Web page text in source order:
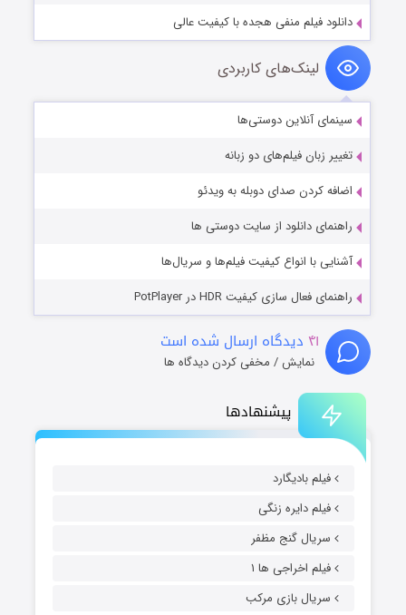
پیشنهادها
فیلم بادیگارد
فیلم دایره زنگی
سریال گنج مظفر
فیلم اخراجی ها ۱
سریال بازی مرکب
دانلود فیلم منفی هجده با کیفیت عالی
لینک‌های کاربردی
سینمای آنلاین دوستی‌ها
تغییر زبان فیلم‌های دو زبانه
اضافه کردن صدای دوبله به ویدئو
راهنمای دانلود از سایت دوستی ها
آشنایی با انواع کیفیت فیلم‌ها و سریال‌ها
راهنمای فعال سازی کیفیت HDR در PotPlayer
۴۱ دیدگاه ارسال شده است
نمایش / مخفی کردن دیدگاه ها